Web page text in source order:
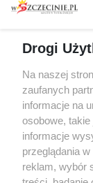
Spacery i
targi
Więcej
Drogi
Na naszej
zaufanych
informacje na
osobowe,
informacje
przeglądania
reklam, wybór